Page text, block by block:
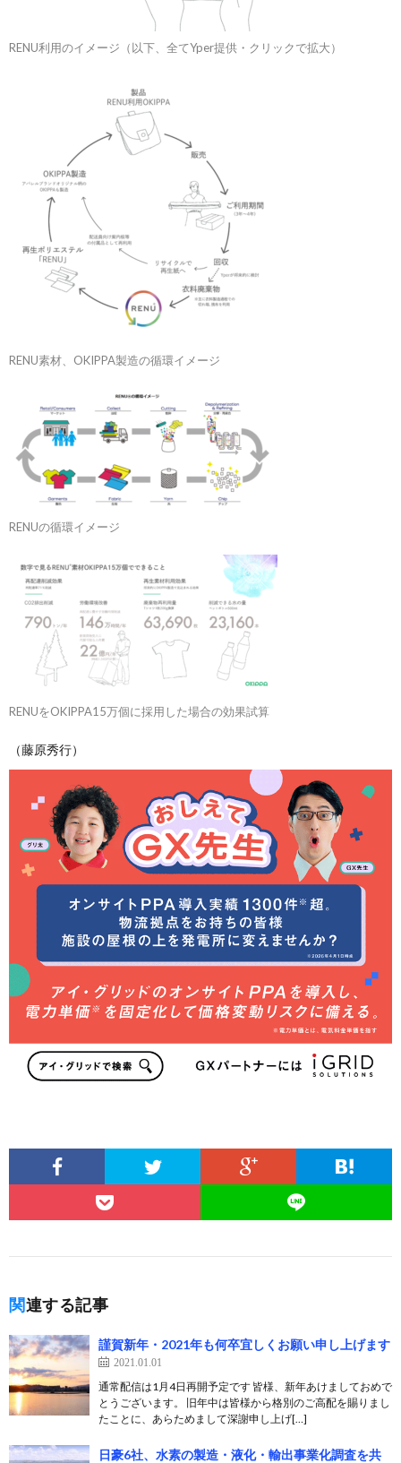
RENU利用のイメージ（以下、全てYper提供・クリックで拡大）
RENU素材、OKIPPA製造の循環イメージ
RENUの循環イメージ
RENUをOKIPPA15万個に採用した場合の効果試算
（藤原秀行）
関連する記事
謹賀新年・2021年も何卒宜しくお願い申し上げます
2021.01.01
通常配信は1月4日再開予定です 皆様、新年あけましておめで
とうございます。 旧年中は皆様から格別のご高配を賜りまし
たことに、あらためまして深謝申し上げ[…]
日豪6社、水素の製造・液化・輸出事業化調査を共